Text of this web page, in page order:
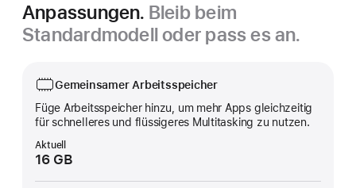
Anpassungen. Bleib beim
Standardmodell oder pass es an.
Gemeinsamer Arbeitsspeicher
Füge Arbeitsspeicher hinzu, um mehr Apps gleichzeitig
für schnelleres und flüssigeres Multitasking zu nutzen.
Aktuell
16 GB